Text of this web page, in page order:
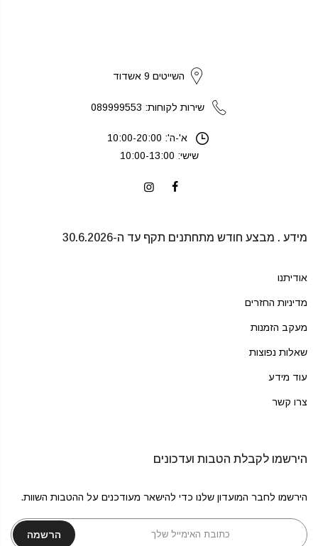
השייטים 9 אשדוד
שירות לקוחות: 089999553
א'-ה': 10:00-20:00
שישי: 10:00-13:00
מידע . מבצע חודש מתחתנים תקף עד ה-30.6.2026
אודיתנו
מדיניות החזרים
מעקב הזמנות
שאלות נפוצות
עוד מידע
צרו קשר
הירשמו לקבלת הטבות ועדכונים
הירשמו לחבר המועדון שלנו כדי להישאר מעודכנים על ההטבות השוות.
הרשמה